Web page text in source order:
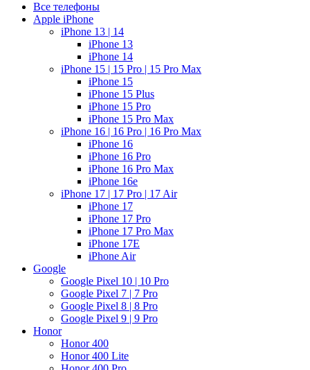
Все телефоны
Apple iPhone
iPhone 13 | 14
iPhone 13
iPhone 14
iPhone 15 | 15 Pro | 15 Pro Max
iPhone 15
iPhone 15 Plus
iPhone 15 Pro
iPhone 15 Pro Max
iPhone 16 | 16 Pro | 16 Pro Max
iPhone 16
iPhone 16 Pro
iPhone 16 Pro Max
iPhone 16e
iPhone 17 | 17 Pro | 17 Air
iPhone 17
iPhone 17 Pro
iPhone 17 Pro Max
iPhone 17E
iPhone Air
Google
Google Pixel 10 | 10 Pro
Google Pixel 7 | 7 Pro
Google Pixel 8 | 8 Pro
Google Pixel 9 | 9 Pro
Honor
Honor 400
Honor 400 Lite